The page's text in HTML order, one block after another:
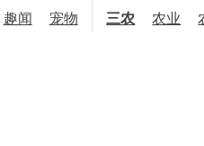
趣闻 宠物 三农 农业